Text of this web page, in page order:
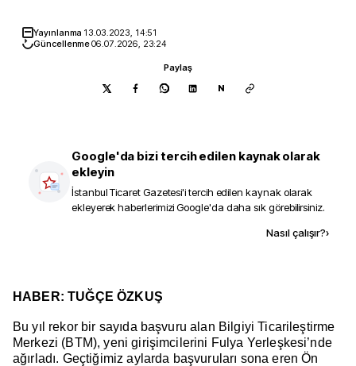
Yayınlanma 13.03.2023, 14:51
Güncellenme06.07.2026, 23:24
Paylaş
N
Google'da bizi tercih edilen kaynak olarak
ekleyin
İstanbul Ticaret Gazetesi'i tercih edilen kaynak olarak
ekleyerek haberlerimizi Google'da daha sık görebilirsiniz.
Nasıl çalışır?›
HABER: TUĞÇE ÖZKUŞ
Bu yıl rekor bir sayıda başvuru alan Bilgiyi Ticarileştirme
Merkezi (BTM), yeni girişimcilerini Fulya Yerleşkesi’nde
ağırladı. Geçtiğimiz aylarda başvuruları sona eren Ön